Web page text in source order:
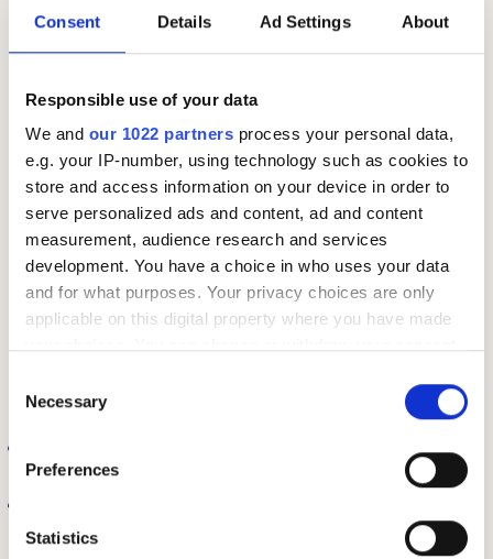
Consent Details Ad Settings About
Responsible use of your data
We and our 1022 partners process your personal data,
e.g. your IP-number, using technology such as cookies to
store and access information on your device in order to
serve personalized ads and content, ad and content
measurement, audience research and services
development. You have a choice in who uses your data
and for what purposes. Your privacy choices are only
applicable on this digital property where you have made
the Privacy trigger icon.
Collect information about your geographical location
Identify your device by actively scanning it for
Selection
Necessary
Preferences
Statistics
skattefradraget automatisk bli fordelt 50/50 mellom
være 50/50 må dere begge gå inn i skattemeldingen for
å endre dette. Alle som har lån med noen andre, enten
det er samboer eller en forelder som medlåntaker, må
sjekke at fordelingen er riktig i skattekortet og i
skattemeldingen.
Les mer om hvordan du retter opp feil fordeling: Ble
skattefradraget fordelt feil med medlåntaker?
i skattemeldingen.
små fradrag som kan virke ubetydelige.